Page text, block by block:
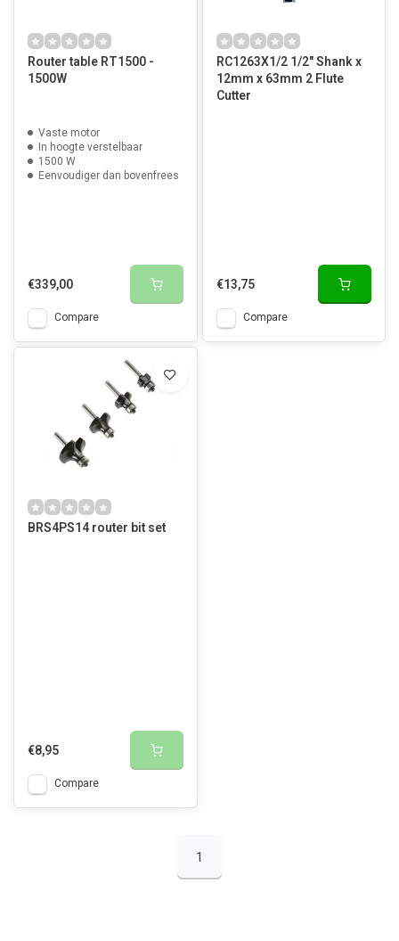
Router table RT1500 -
1500W
Vaste motor
In hoogte verstelbaar
1500 W
Eenvoudiger dan bovenfrees
€339,00
Compare
RC1263X1/2 1/2" Shank x
12mm x 63mm 2 Flute
Cutter
€13,75
Compare
BRS4PS14 router bit set
€8,95
Compare
1